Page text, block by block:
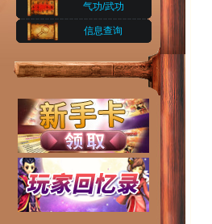
气功/武功
信息查询